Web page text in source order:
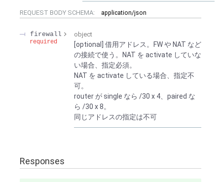
REQUEST BODY SCHEMA: application/json
firewall
required
object
[optional] 借用アドレス。FW や NAT など
の接続で使う。NAT を activate していな
い場合、指定必須。
NAT を activate している場合、指定不
可。
router が single なら /30 x 4、paired な
ら /30 x 8。
同じアドレスの指定は不可
Responses